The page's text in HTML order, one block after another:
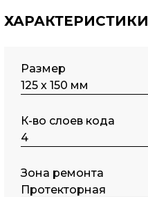
ХАРАКТЕРИСТИКИ
Размер
125 х 150 мм
К-во слоев кода
4
Зона ремонта
Протекторная